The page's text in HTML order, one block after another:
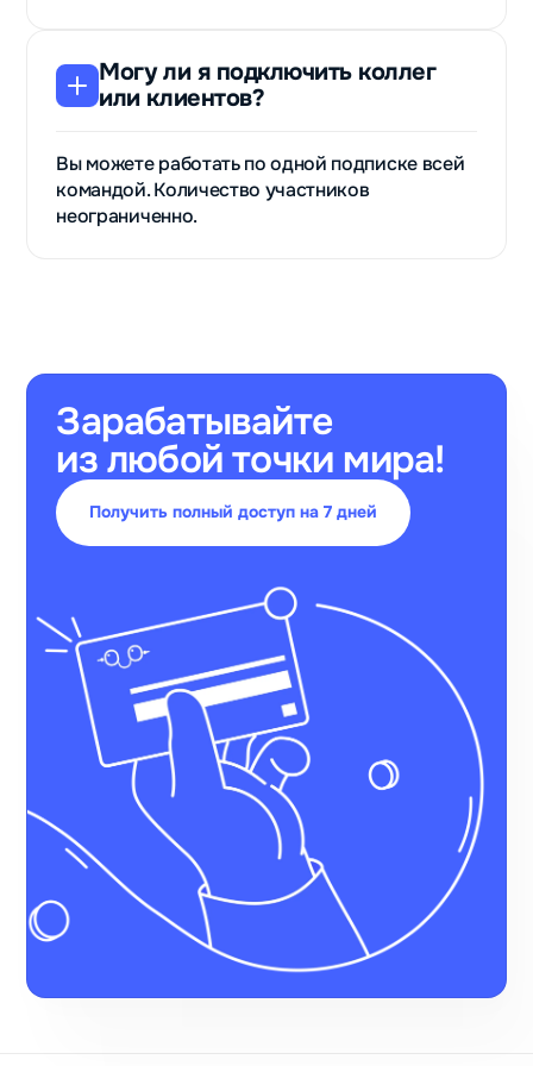
Могу ли я подключить коллег
или клиентов?
Вы можете работать по одной подписке всей
командой. Количество участников
неограниченно.
Зарабатывайте
из любой точки мира!
Получить полный доступ на 7 дней